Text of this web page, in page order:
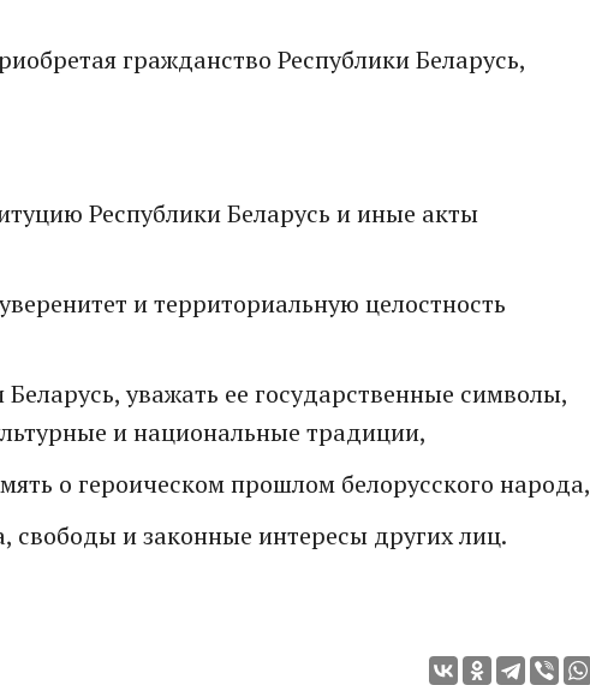
гражданство Республики Беларусь,
Республики Беларусь и иные акты
и территориальную целостность
уважать ее государственные символы,
и национальные традиции,
о героическом прошлом белорусского народа,
свободы и законные интересы других лиц.